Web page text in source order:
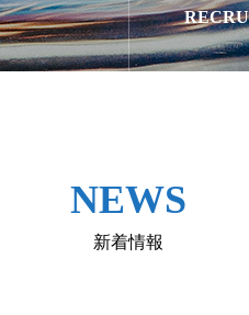
NEWS
新着情報